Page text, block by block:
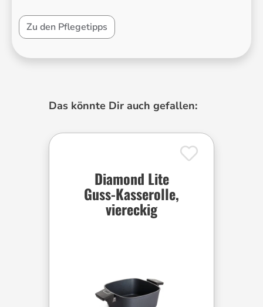
Zu den Pflegetipps
Produktgalerie überspringen
Das könnte Dir auch gefallen:
Diamond Lite
Guss-Kasserolle,
viereckig